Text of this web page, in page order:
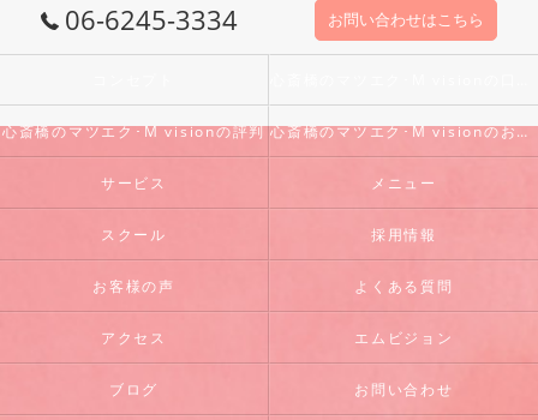
06-6245-3334 お問い合わせはこちら
心斎橋のマツエク･M visionの評判 心斎橋のマツエク･M visionのお客様の声
サービス メニュー
スクール 採用情報
お客様の声 よくある質問
アクセス エムビジョン
ブログ お問い合わせ